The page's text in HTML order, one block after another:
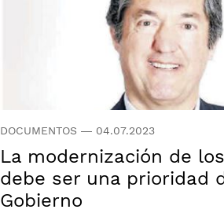
DOCUMENTOS— 04.07.2023
La modernización de
debe ser una prioridad
Gobierno